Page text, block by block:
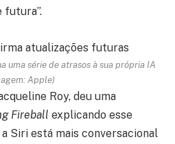
futura”.
uma série de atrasos à sua própria IA
Apple)
Roy, deu uma
Fireball explicando esse
Siri está mais conversacional